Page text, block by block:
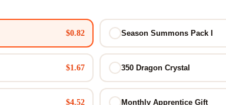
$0.82 Season Summons Pack I
$1.67 350 Dragon Crystal
$4.52 Monthly Apprentice Gift